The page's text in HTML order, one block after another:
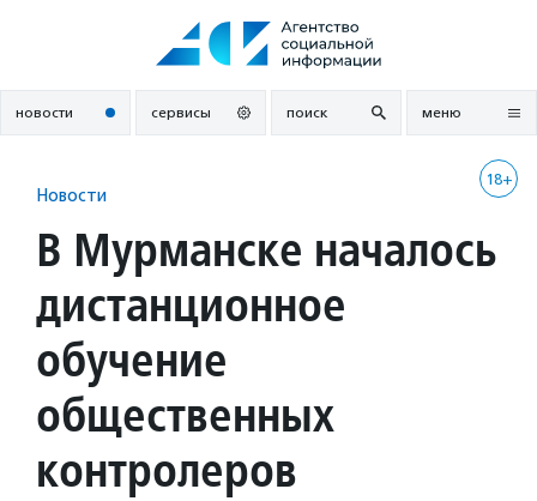
новости сервисы поиск меню
18+
Новости
В Мурманске началось
дистанционное
обучение
общественных
контролеров